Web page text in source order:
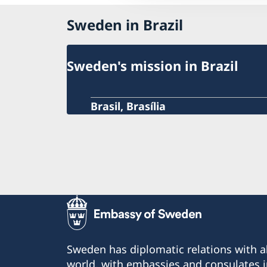
Sweden in Brazil
Sweden's mission in Brazil
Brasil, Brasília
Sweden has diplomatic relations with
world, with embassies and consulates